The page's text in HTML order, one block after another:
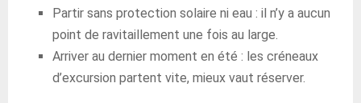
Partir sans protection solaire ni eau : il n’y a aucun
point de ravitaillement une fois au large.
Arriver au dernier moment en été : les créneaux
d’excursion partent vite, mieux vaut réserver.